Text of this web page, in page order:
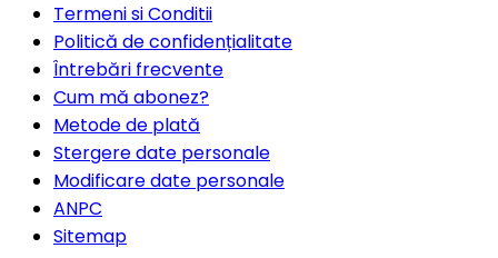
Termeni si Conditii
Politică de confidențialitate
Întrebări frecvente
Cum mă abonez?
Metode de plată
Stergere date personale
Modificare date personale
ANPC
Sitemap